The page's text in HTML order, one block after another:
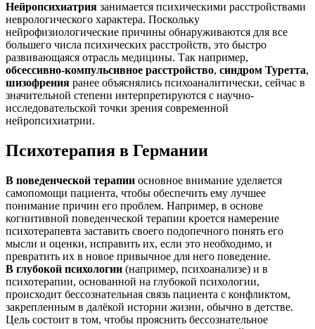
Нейропсихиатрия занимается психическими расстройствами
неврологического характера. Поскольку
нейрофизиологические причины обнаруживаются для все
большего числа психических расстройств, это быстро
развивающаяся отрасль медицины. Так например,
обсессивно-компульсивное расстройство, синдром Туретта,
шизофрения ранее объяснялись психоаналитически, сейчас в
значительной степени интерпретируются с научно-
исследовательской точки зрения современной
нейропсихиатрии.
Психотерапия в Германии
В поведенческой терапии основное внимание уделяется
самопомощи пациента, чтобы обеспечить ему лучшее
понимание причин его проблем. Например, в основе
когнитивной поведенческой терапии кроется намерение
психотерапевта заставить своего подопечного понять его
мысли и оценки, исправить их, если это необходимо, и
превратить их в новое привычное для него поведение.
В глубокой психологии (например, психоанализе) и в
психотерапии, основанной на глубокой психологии,
происходит бессознательная связь пациента с конфликтом,
закрепленным в далёкой истории жизни, обычно в детстве.
Цель состоит в том, чтобы прояснить бессознательное